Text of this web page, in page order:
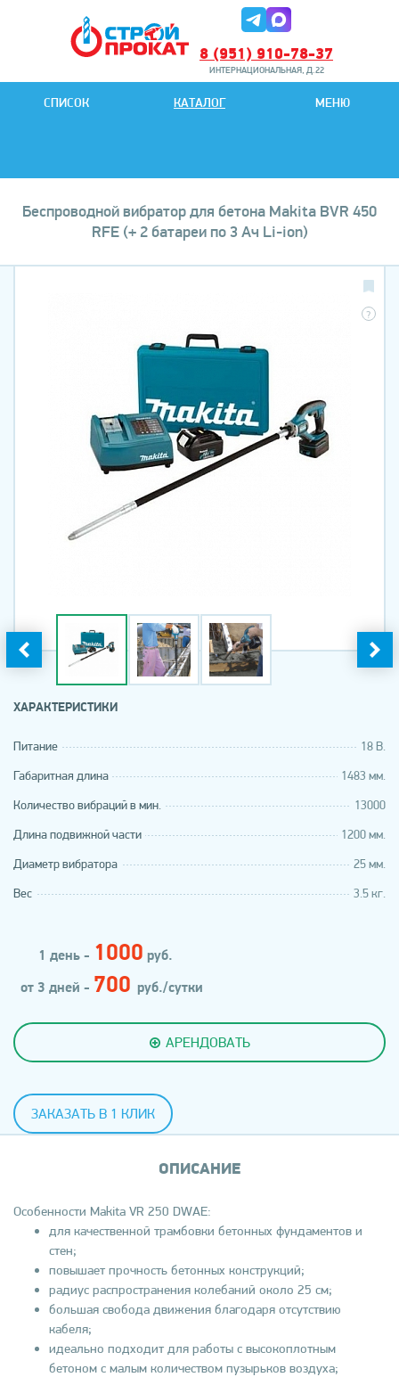
СПИСОК КАТАЛОГ МЕНЮ
8 (951) 910-78-37
ИНТЕРНАЦИОНАЛЬНАЯ, Д.22
ИНТЕРНАЦИОНАЛЬНАЯ, Д.22
Беспроводной вибратор для бетона Makita BVR 450
RFE (+ 2 батареи по 3 Ач Li-ion)
?
ХАРАКТЕРИСТИКИ
Питание 18 В.
Габаритная длина 1483 мм.
Количество вибраций в мин. 13000
Длина подвижной части 1200 мм.
Диаметр вибратора 25 мм.
Вес 3.5 кг.
1 день - 1000 руб.
от 3 дней - 700 руб./сутки
АРЕНДОВАТЬ
ЗАКАЗАТЬ В 1 КЛИК
ОПИСАНИЕ
Особенности Makita VR 250 DWAE:
для качественной трамбовки бетонных фундаментов и
стен;
повышает прочность бетонных конструкций;
радиус распространения колебаний около 25 см;
большая свобода движения благодаря отсутствию
кабеля;
идеально подходит для работы с высокоплотным
бетоном с малым количеством пузырьков воздуха;